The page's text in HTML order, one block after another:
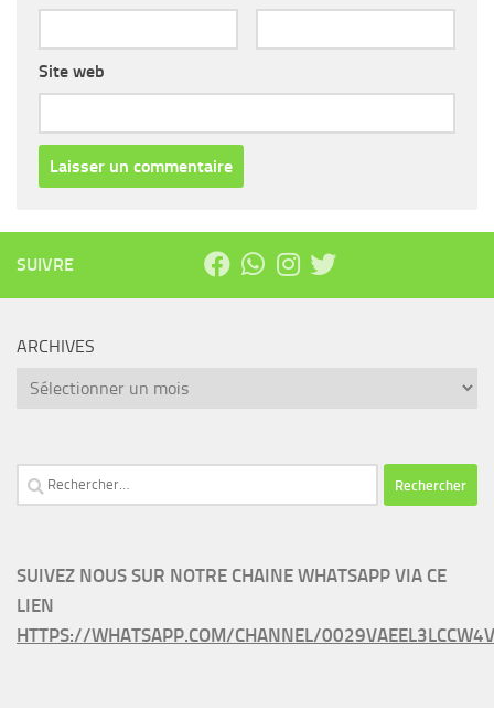
Site web
SUIVRE
ARCHIVES
Archives
Rechercher :
SUIVEZ NOUS SUR NOTRE CHAINE WHATSAPP VIA CE
LIEN
HTTPS://WHATSAPP.COM/CHANNEL/